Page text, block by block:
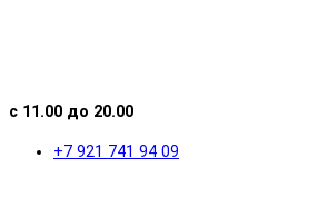
с 11.00 до 20.00
+7 921 741 94 09